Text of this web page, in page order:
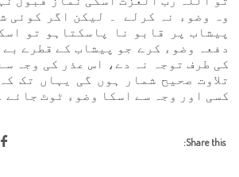
وہ وضوء نہ کرلے ۔ لیکن اگر کوئی
پیشاب پر قابو نا پاسکتاہو تو
دفعہ وضوء کرے جو پیشاب کے قطرے
کی طرف توجہ نہ دے، اس عذر کی وجہ
تلاوت صحیح شمار ہوں گی یہاں تک
کسی اور وجہ سے اسکا وضوء ٹوٹ جائے
Share this: